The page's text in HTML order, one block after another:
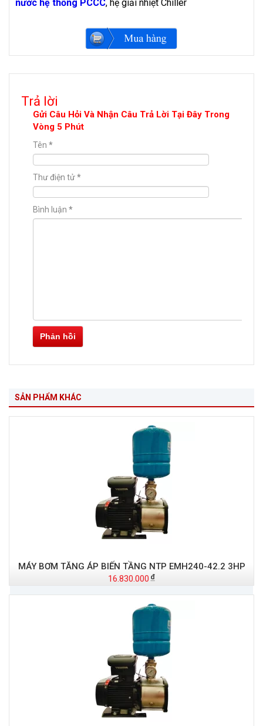
nước hệ thống PCCC, hệ giải nhiệt Chiller
Trả lời
Gửi Câu Hỏi Và Nhận Câu Trả Lời Tại Đây Trong
Vòng 5 Phút
Tên *
Thư điện tử*
Bình luận *
Phản hồi
SẢN PHẨM KHÁC
MÁY BƠM TĂNG ÁP BIẾN TẦNG NTP EMH240-42.2 3HP
16.830.000